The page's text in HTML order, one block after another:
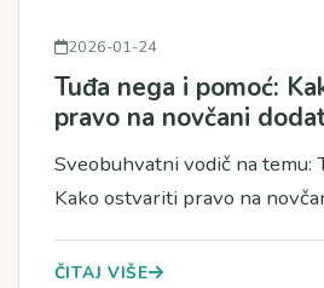
2026-01-24
Tuđa nega i pomoć:
pravo na novčani
Sveobuhvatni vodič na temu:
Kako ostvariti pravo na
ČITAJ VIŠE